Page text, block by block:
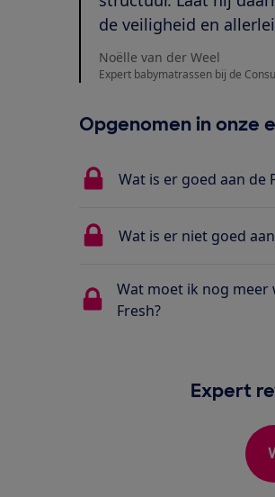
de veiligheid en
Noëlle van der Weel
Expert babymatrassen bij de
Opgenomen in onze
Wat is er goed aan de
Wat is er niet goed
Wat moet ik nog meer
Fresh?
Expert